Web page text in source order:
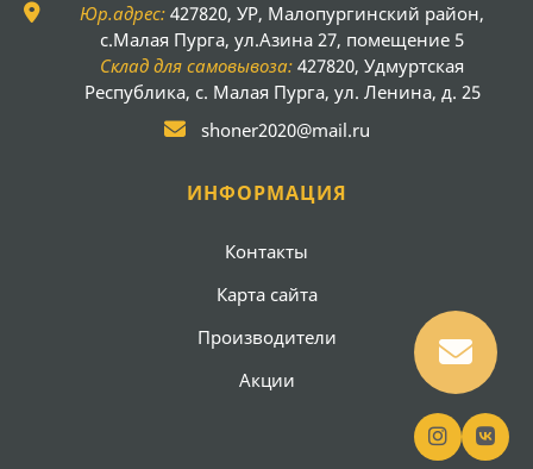
Юр.адрес: 427820, УР, Малопургинский район,
с.Малая Пурга, ул.Азина 27, помещение 5
Склад для самовывоза: 427820, Удмуртская
Республика, с. Малая Пурга, ул. Ленина, д. 25
shoner2020@mail.ru
ИНФОРМАЦИЯ
Контакты
Карта сайта
Производители
Акции